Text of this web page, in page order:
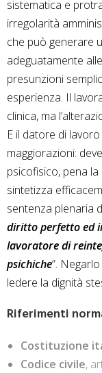
sistematica e
irregolarità
che può generare
adeguatamente
presunzioni
esperienza. Il
clinica, ma
E il datore di
maggiorazioni:
psicofisico, pena
sintetizza
sentenza plenaria
diritto perfetto ed
lavoratore di
psichiche”.
ledere la dignità
Riferimenti
Costituzione
Codice civile,